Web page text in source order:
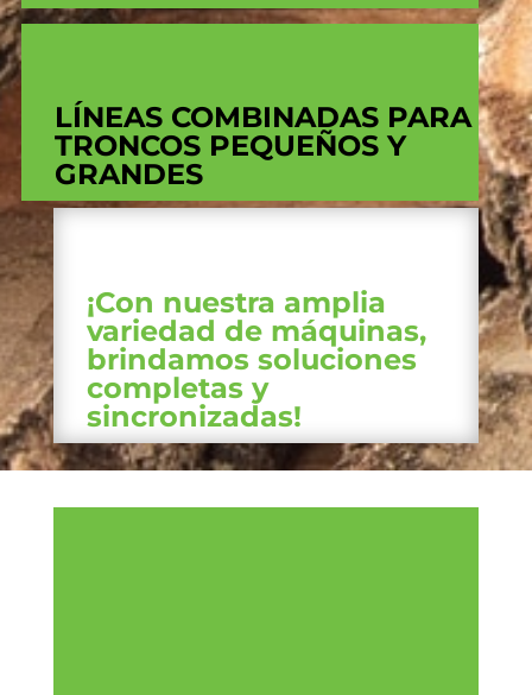
LÍNEAS COMBINADAS PARA
TRONCOS PEQUEÑOS Y
GRANDES
¡Con nuestra amplia
variedad de máquinas,
brindamos soluciones
completas y
sincronizadas!